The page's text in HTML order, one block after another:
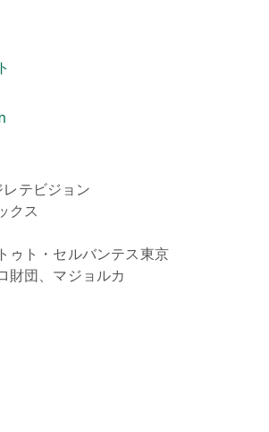
テビジョン
クス
ゥト・セルバンテス東京
財団、マジョルカ